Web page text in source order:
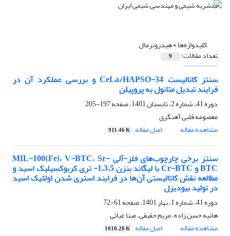
کلیدواژه‌ها =هیدروترمال
تعداد مقالات: 9
سنتز کاتالیست CeLa/HAPSO-34 و بررسی عملکرد آن در
فرایند تبدیل متانول به پروپیلن
دوره 41، شماره 2، تابستان 1401، صفحه
197-205
معصومه قلبی آهنگری
مشاهده مقاله
اصل مقاله 911.46 K
سنتز برخی چارچوب‌های فلز-آلی MIL-100(Fe)، V-BTC، Sr-
BTC و Cr-BTC با لیگاند بنزن 1،3،5- تری کربوکسیلیک اسید و
مطالعه نقش کاتالیستی آن‌ها در فرایند استری شدن اولئیک اسید
در تولید بیودیزل
دوره 41، شماره 1، بهار 1401، صفحه
61-72
هانیه حسن زاده، مریم حقیقی، مینا غیاثی
مشاهده مقاله
اصل مقاله 1010.28 K